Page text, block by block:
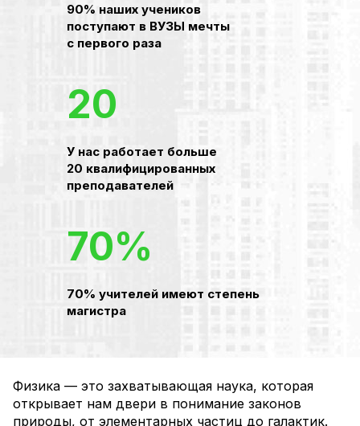
90% наших учеников
поступают в ВУЗЫ мечты
с первого раза
20
У нас работает больше
20 квалифицированных
преподавателей
70%
70% учителей имеют степень
магистра
Физика — это захватывающая наука, которая
открывает нам двери в понимание законов
природы, от элементарных частиц до галактик.